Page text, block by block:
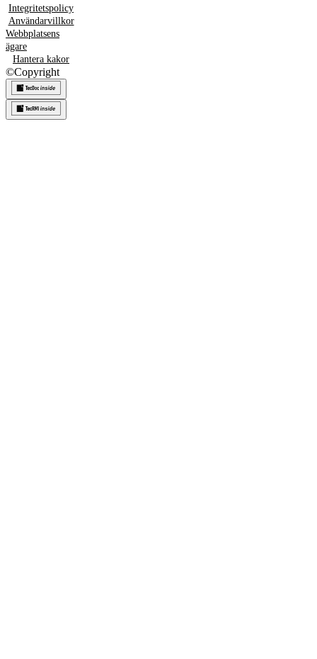
Integritetspolicy
Användarvillkor
Webbplatsens
ägare
Hantera kakor
©Copyright